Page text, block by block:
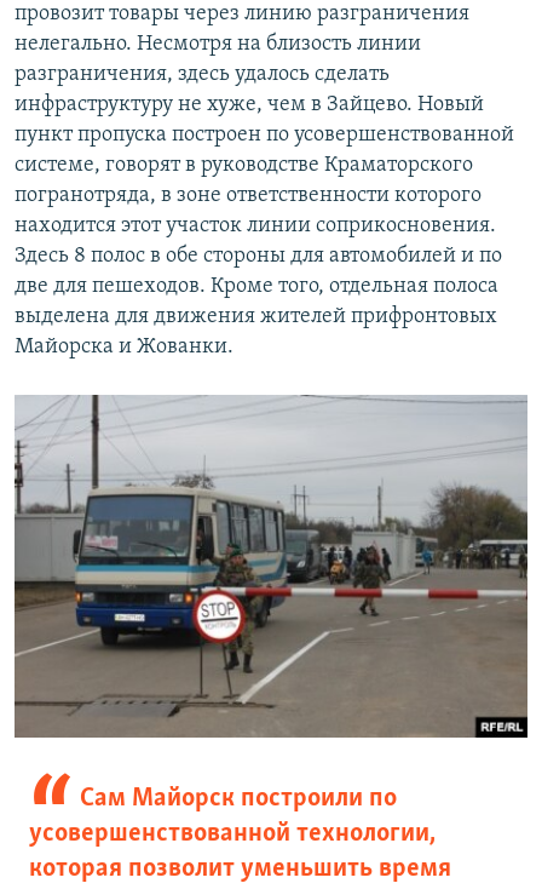
провозит товары через линию разграничения
нелегально. Несмотря на близость линии
разграничения, здесь удалось сделать
инфраструктуру не хуже, чем в Зайцево. Новый
пункт пропуска построен по усовершенствованной
системе, говорят в руководстве Краматорского
погранотряда, в зоне ответственности которого
находится этот участок линии соприкосновения.
Здесь 8 полос в обе стороны для автомобилей и по
две для пешеходов. Кроме того, отдельная полоса
выделена для движения жителей прифронтовых
Майорска и Жованки.
Сам Майорск построили по
усовершенствованной технологии,
которая позволит уменьшить время